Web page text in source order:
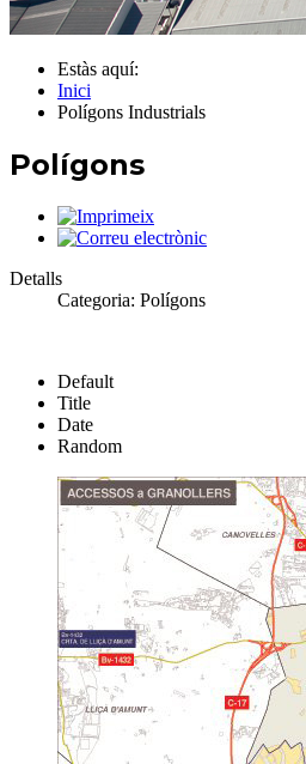
Estàs aquí:
Inici
Polígons Industrials
Polígons
Detalls
Categoria: Polígons
Default
Title
Date
Random